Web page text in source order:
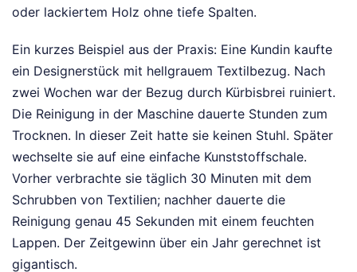
oder lackiertem Holz ohne tiefe Spalten.
Ein kurzes Beispiel aus der Praxis: Eine Kundin kaufte
ein Designerstück mit hellgrauem Textilbezug. Nach
zwei Wochen war der Bezug durch Kürbisbrei ruiniert.
Die Reinigung in der Maschine dauerte Stunden zum
Trocknen. In dieser Zeit hatte sie keinen Stuhl. Später
wechselte sie auf eine einfache Kunststoffschale.
Vorher verbrachte sie täglich 30 Minuten mit dem
Schrubben von Textilien; nachher dauerte die
Reinigung genau 45 Sekunden mit einem feuchten
Lappen. Der Zeitgewinn über ein Jahr gerechnet ist
gigantisch.